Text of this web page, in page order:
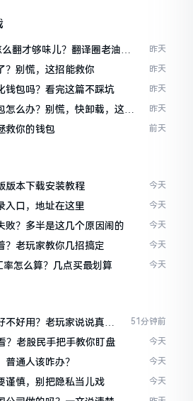
翻才够味儿？翻译圈老油条
昨天
别慌，这招能救你 昨天
包吗？看完这篇不踩坑 昨天
么办？别慌，快卸载，这几
昨天
救你的钱包 前天
版本下载安装教程 今天
口，地址在这里 今天
？多半是这几个原因闹的 今天
老玩家教你几招搞定 今天
怎么算？几点买最划算 今天
好用？老玩家说说真实
51分钟前
？老股民手把手教你盯盘 今天
通人该咋办？ 今天
谨慎，别把隐私当儿戏 今天